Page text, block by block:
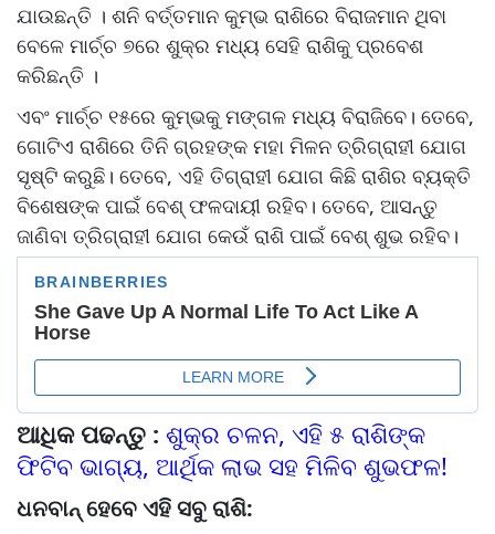
ଯାଉଛନ୍ତି । ଶନି ବର୍ତ୍ତମାନ କୁମ୍ଭ ରାଶିରେ ବିରାଜମାନ ଥିବା
ବେଳେ ମାର୍ଚ୍ଚ ୭ରେ ଶୁକ୍ର ମଧ୍ୟ ସେହି ରାଶିକୁ ପ୍ରବେଶ
କରିଛନ୍ତି ।
ଏବଂ ମାର୍ଚ୍ଚ ୧୫ରେ କୁମ୍ଭକୁ ମଙ୍ଗଳ ମଧ୍ୟ ବିରାଜିବେ। ତେବେ,
ଗୋଟିଏ ରାଶିରେ ତିନି ଗ୍ରହଙ୍କ ମହା ମିଳନ ତ୍ରିଗ୍ରାହୀ ଯୋଗ
ସୃଷ୍ଟି କରୁଛି। ତେବେ, ଏହି ତିଗ୍ରାହୀ ଯୋଗ କିଛି ରାଶିର ବ୍ୟକ୍ତି
ବିଶେଷଙ୍କ ପାଇଁ ବେଶ୍ ଫଳଦାୟୀ ରହିବ। ତେବେ, ଆସନ୍ତୁ
ଜାଣିବା ତ୍ରିଗ୍ରାହୀ ଯୋଗ କେଉଁ ରାଶି ପାଇଁ ବେଶ୍ ଶୁଭ ରହିବ।
ଆଧିକ ପଢନ୍ତୁ : ଶୁକ୍ର ଚଳନ, ଏହି ୫ ରାଶିଙ୍କ
ଫିଟିବ ଭାଗ୍ୟ, ଆର୍ଥିକ ଲାଭ ସହ ମିଳିବ ଶୁଭଫଳ!
ଧନବାନ୍ ହେବେ ଏହି ସବୁ ରାଶି: